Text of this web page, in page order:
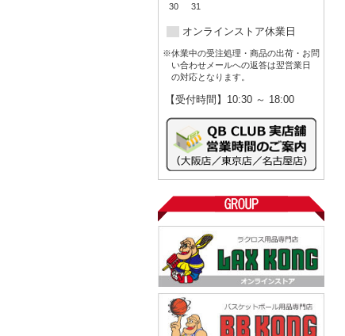
30
31
オンラインストア休業日
※休業中の受注処理・商品の出荷・お問
い合わせメールへの返答は翌営業日
の対応となります。
【受付時間】10:30 ～ 18:00